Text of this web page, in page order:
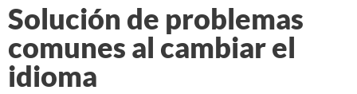
Solución de problemas
comunes al cambiar el
idioma